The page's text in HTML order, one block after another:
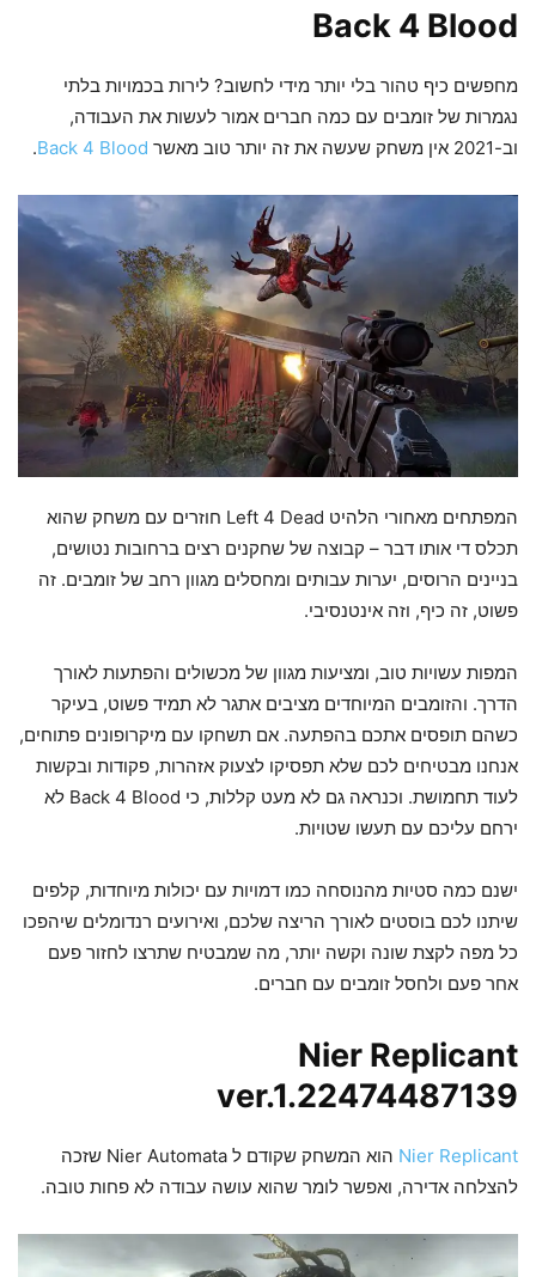
Back 4 Blood
מחפשים כיף טהור בלי יותר מידי לחשוב? לירות בכמויות בלתי
נגמרות של זומבים עם כמה חברים אמור לעשות את העבודה,
וב-2021 אין משחק שעשה את זה יותר טוב מאשר
Back 4 Blood
.
המפתחים מאחורי הלהיט Left 4 Dead חוזרים עם משחק שהוא
תכלס די אותו דבר – קבוצה של שחקנים רצים ברחובות נטושים,
בניינים הרוסים, יערות עבותים ומחסלים מגוון רחב של זומבים. זה
פשוט, זה כיף, וזה אינטנסיבי.
המפות עשויות טוב, ומציעות מגוון של מכשולים והפתעות לאורך
הדרך. והזומבים המיוחדים מציבים אתגר לא תמיד פשוט, בעיקר
כשהם תופסים אתכם בהפתעה. אם תשחקו עם מיקרופונים פתוחים,
אנחנו מבטיחים לכם שלא תפסיקו לצעוק אזהרות, פקודות ובקשות
לעוד תחמושת. וכנראה גם לא מעט קללות, כי Back 4 Blood לא
ירחם עליכם עם תעשו שטויות.
ישנם כמה סטיות מהנוסחה כמו דמויות עם יכולות מיוחדות, קלפים
שיתנו לכם בוסטים לאורך הריצה שלכם, ואירועים רנדומלים שיהפכו
כל מפה לקצת שונה וקשה יותר, מה שמבטיח שתרצו לחזור פעם
אחר פעם ולחסל זומבים עם חברים.
Nier Replicant
ver.1.22474487139
Nier Replicant
הוא המשחק שקודם ל Nier Automata שזכה
להצלחה אדירה, ואפשר לומר שהוא עושה עבודה לא פחות טובה.